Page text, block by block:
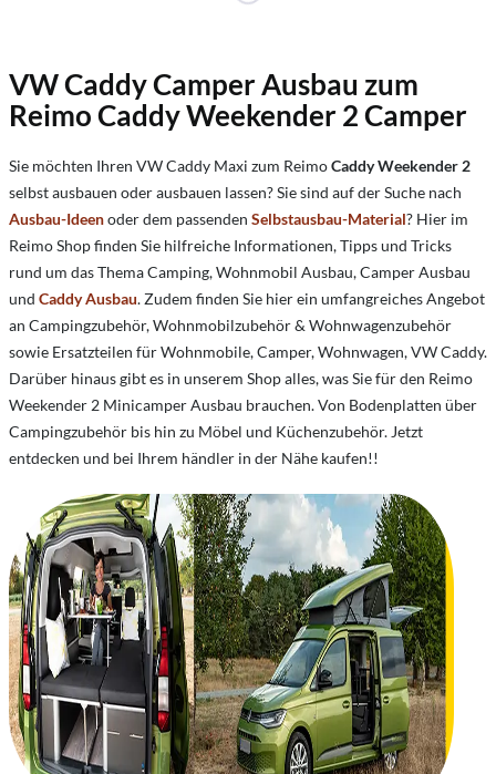
VW Caddy Camper Ausbau zum
Reimo Caddy Weekender 2 Camper
Sie möchten Ihren VW Caddy Maxi zum ReimoCaddy Weekender 2
selbst ausbauen oder ausbauen lassen? Sie sind auf der Suche nach
Ausbau-Ideenoder dem passenden Selbstausbau-Material? Hier im
Reimo Shop finden Sie hilfreiche Informationen, Tipps und Tricks
rund um das Thema Camping, Wohnmobil Ausbau, Camper Ausbau
und Caddy Ausbau. Zudem finden Sie hier ein umfangreiches Angebot
an Campingzubehör, Wohnmobilzubehör & Wohnwagenzubehör
sowie Ersatzteilen für Wohnmobile, Camper, Wohnwagen, VW Caddy.
Darüber hinaus gibt es in unserem Shop alles, was Sie für den Reimo
Weekender 2 Minicamper Ausbau brauchen. Von Bodenplatten über
Campingzubehör bis hin zu Möbel und Küchenzubehör. Jetzt
entdecken und bei Ihrem händler in der Nähe kaufen!!